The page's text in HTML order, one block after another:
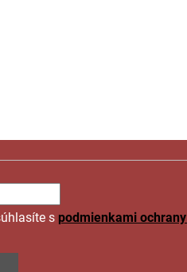
s podmienkami